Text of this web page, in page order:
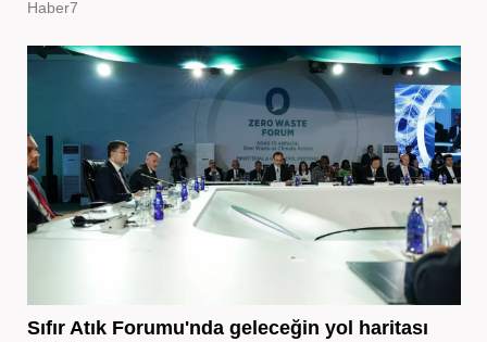
Haber7
Sıfır Atık Forumu'nda geleceğin yol haritası